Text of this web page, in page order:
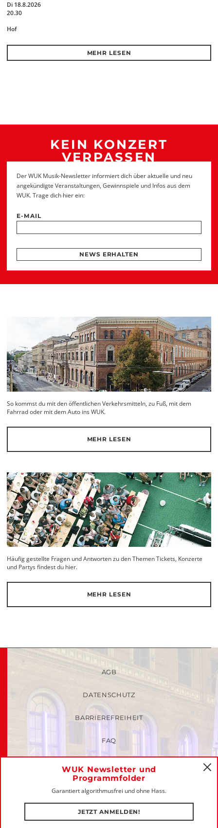
Di 18.8.2026
20.30
Hof
MEHR LESEN
KEIN KONZERT
VERPASSEN
Der WUK Musik-Newsletter informiert dich über aktuelle und neu
angekündigte Veranstaltungen, Gewinnspiele und Infos aus dem
WUK. Trage dich hier ein:
E-MAIL
NEWS ERHALTEN
So kommst du mit den öffentlichen Verkehrsmitteln, zu Fuß, mit dem
Fahrrad oder mit dem Auto ins WUK.
MEHR LESEN
Häufig gestellte Fragen und Antworten zu den Themen Tickets, Konzerte
und Partys findest du hier.
MEHR LESEN
WUK Newsletter und
Programmfolder
Garantiert algorithmusfrei und ohne Hass.
JETZT ANMELDEN!
AGB
DATENSCHUTZ
BARRIEREFREIHEIT
FAQ
IMPRESSUM